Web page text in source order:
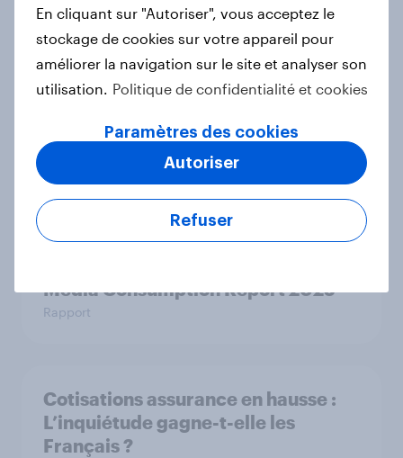
France
Article
Rentrée scolaire 2025 : Les
Français profitent-ils de cette
période pour faire des achats ?
Article
Media Consumption Report 2025
Rapport
Cotisations assurance en hausse :
L’inquiétude gagne-t-elle les
Français ?
En cliquant sur "Autoriser", vous acceptez le
stockage de cookies sur votre appareil pour
améliorer la navigation sur le site et analyser son
utilisation. Politique de confidentialité et cookies
Paramètres des cookies
Refuser
Autoriser